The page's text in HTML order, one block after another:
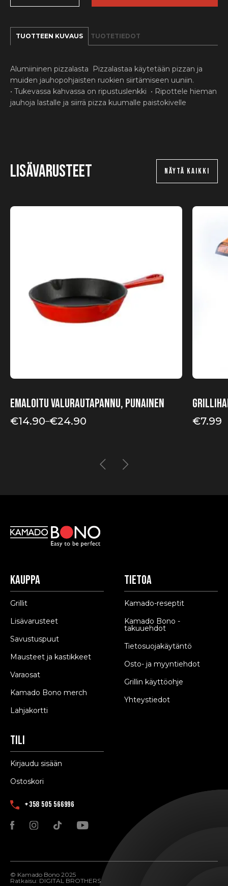
TUOTTEEN KUVAUS TUOTETIEDOT
Alumiininen pizzalasta Pizzalastaa käytetään pizzan ja
muiden jauhopohjaisten ruokien siirtämiseen uuniin.
• Tukevassa kahvassa on ripustuslenkki • Ripottele hieman
jauhoja lastalle ja siirrä pizza kuumalle paistokivelle
Lisävarusteet NÄYTÄ KAIKKI
Emaloitu valurautapannu, punainen
€14.90–€24.90
Hintaluokka:
Tällä
sivulla.
€7.99
Kauppa
Grillit
Lisävarusteet
Savustuspuut
Mausteet ja kastikkeet
Varaosat
Kamado Bono merch
Lahjakortti
Tietoa
Kamado-reseptit
Kamado Bono -
takuuehdot
Tietosuojakäytäntö
Osto- ja myyntiehdot
Grillin käyttöohje
Yhteystiedot
Tili
Kirjaudu sisään
Ostoskori
+358 505 566996
© Kamado Bono 2025
Ratkaisu: DIGITAL BROTHERS